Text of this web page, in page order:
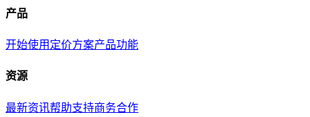
产品
开始使用 定价方案产品功能
资源
最新资讯帮助支持商务合作